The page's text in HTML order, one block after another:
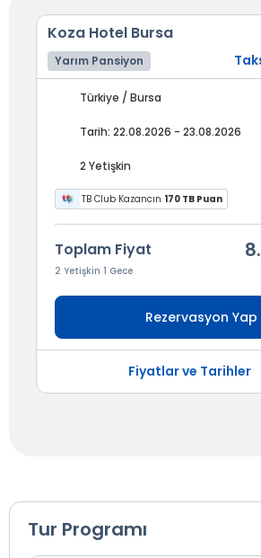
Koza Hotel Bursa
Yarım Pansiyon
Türkiye / Bursa
Tarih: 22.08.2026 - 23.08.2026
2 Yetişkin
TB Club Kazancın 170 TB Puan
Toplam Fiyat
2 Yetişkin 1 Gece
Rezervasyon Yap
Fiyatlar ve Tarihler
Tur Programı